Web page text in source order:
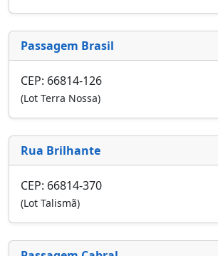
Passagem Brasil
CEP: 66814-126
(Lot Terra Nossa)
Rua Brilhante
CEP: 66814-370
(Lot Talismã)